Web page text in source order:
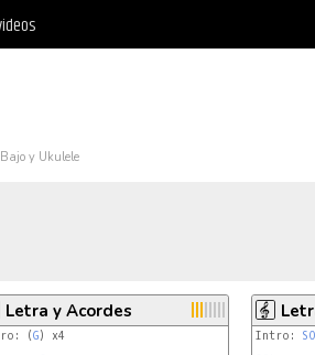
y Ukulele
SOL
ventana
Letra y Acordes
(G) x4
Intro: